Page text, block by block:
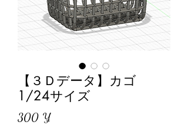
【３Ｄデータ】カゴ
1/24サイズ
300 ¥Preis